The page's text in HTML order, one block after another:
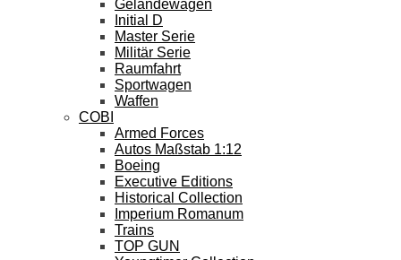
Geländewagen
Initial D
Master Serie
Militär Serie
Raumfahrt
Sportwagen
Waffen
COBI
Armed Forces
Autos Maßstab 1:12
Boeing
Executive Editions
Historical Collection
Imperium Romanum
Trains
TOP GUN